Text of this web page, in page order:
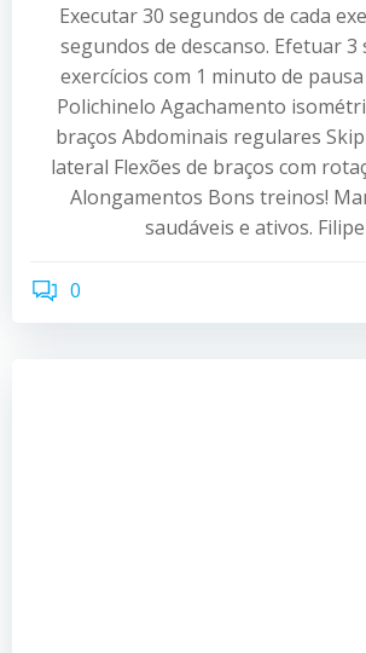
Executar 30 segundos de cada
segundos de descanso. Efetuar 3
exercícios com 1 minuto de
Polichinelo Agachamento
braços Abdominais regulares
lateral Flexões de braços com
Alongamentos Bons treinos!
saudáveis e ativos.
0